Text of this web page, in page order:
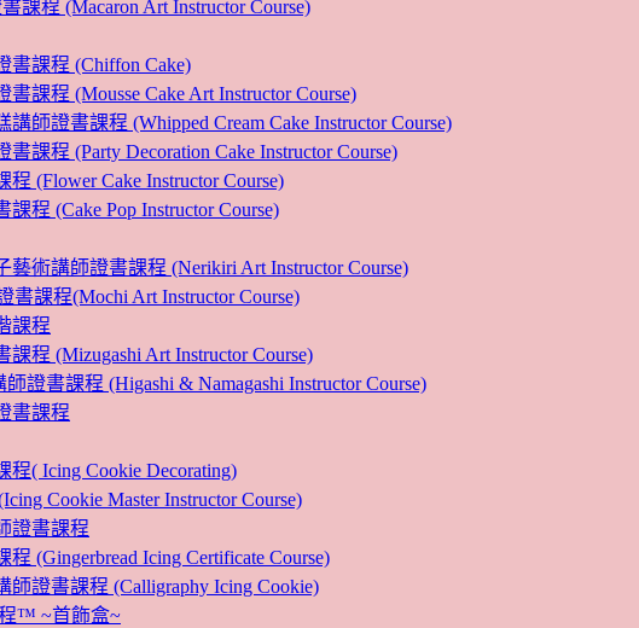
課程 (Macaron Art Instructor Course)
書課程 (Chiffon Cake)
課程 (Mousse Cake Art Instructor Course)
師證書課程 (Whipped Cream Cake Instructor Course)
課程 (Party Decoration Cake Instructor Course)
(Flower Cake Instructor Course)
程 (Cake Pop Instructor Course)
藝術講師證書課程 (Nerikiri Art Instructor Course)
課程(Mochi Art Instructor Course)
課程
程 (Mizugashi Art Instructor Course)
證書課程 (Higashi & Namagashi Instructor Course)
書課程
( Icing Cookie Decorating)
Cookie Master Instructor Course)
證書課程
(Gingerbread Icing Certificate Course)
證書課程 (Calligraphy Icing Cookie)
™ ~首飾盒~